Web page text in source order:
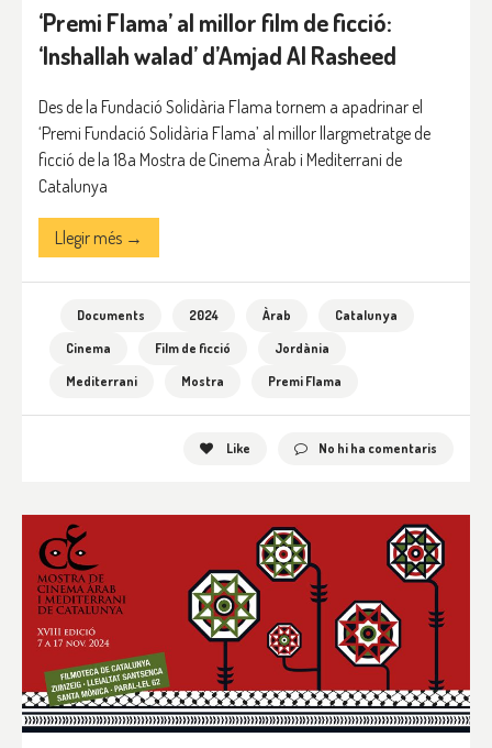
‘Premi Flama’ al millor film de ficció:
‘Inshallah walad’ d’Amjad Al Rasheed
Des de la Fundació Solidària Flama tornem a apadrinar el
‘Premi Fundació Solidària Flama’ al millor llargmetratge de
ficció de la 18a Mostra de Cinema Àrab i Mediterrani de
Catalunya
Llegir més →
Documents 2024 Àrab
Catalunya
Cinema
Film de ficció
Jordània
Mediterrani
Mostra Premi Flama
Like No hi ha comentaris